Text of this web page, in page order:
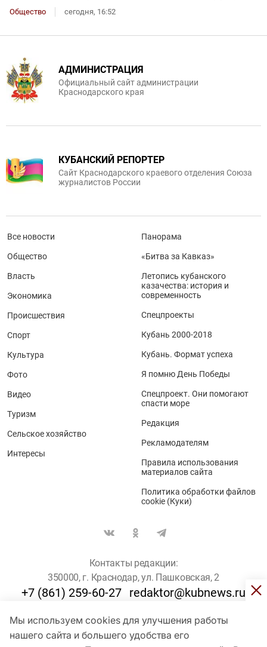
Общество сегодня, 16:52
Мы используем cookies для улучшения работы
нашего сайта и большего удобства его
АДМИНИСТРАЦИЯ
Официальный сайт администрации
Краснодарского края
КУБАНСКИЙ РЕПОРТЕР
Сайт Краснодарского краевого отделения Союза
журналистов России
Все новости
Общество
Власть
Экономика
Происшествия
Спорт
Культура
Фото
Видео
Туризм
Сельское хозяйство
Интересы
Панорама
«Битва за Кавказ»
Летопись кубанского
казачества: история и
современность
Спецпроекты
Кубань 2000-2018
Кубань. Формат успеха
Я помню День Победы
Спецпроект. Они помогают
спасти море
Редакция
Рекламодателям
Правила использования
материалов сайта
Политика обработки файлов
cookie (Куки)
Контакты редакции:
350000, г. Краснодар, ул. Пашковская, 2
+7 (861) 259-60-27 redaktor@kubnews.ru
Для пользователей старше 16 лет